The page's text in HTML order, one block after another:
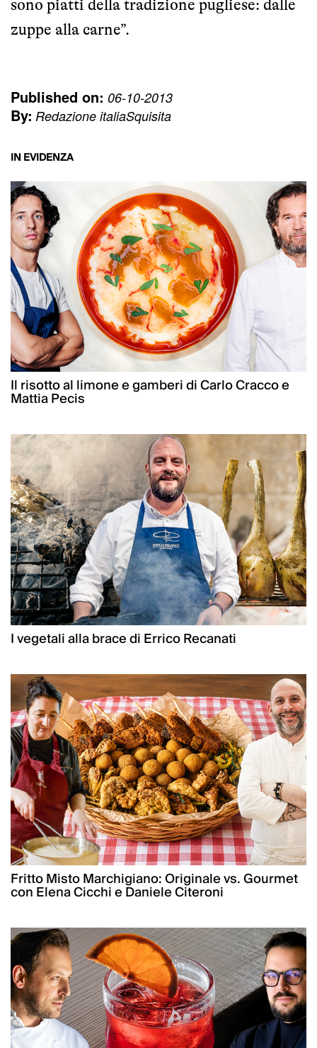
sono piatti della tradizione pugliese: dalle
zuppe alla carne”.
Published on: 06-10-2013
By: Redazione italiaSquisita
IN EVIDENZA
Il risotto al limone e gamberi di Carlo Cracco e
Mattia Pecis
I vegetali alla brace di Errico Recanati
Fritto Misto Marchigiano: Originale vs. Gourmet
con Elena Cicchi e Daniele Citeroni